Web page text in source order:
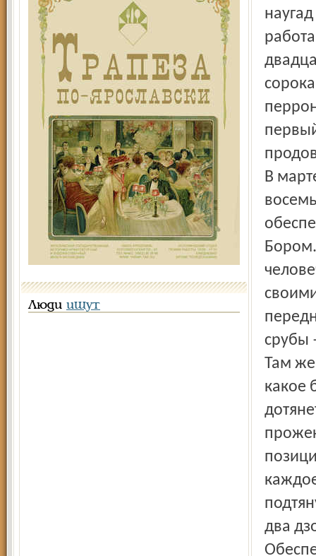
Люди ищут
В
Бором.
срубы
Там же
какое
два